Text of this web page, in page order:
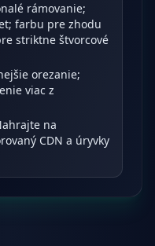
rámovanie;
farbu pre zhodu
striktne štvorcové
orezanie;
viac z
na
CDN a úryvky